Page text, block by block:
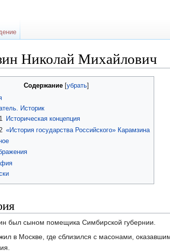
Николай Михайлович
Содержание
Историк
Историческая концепция
«История государства Российского» Карамзина
был сыном помещика Симбирской губернии.
в Москве, где сблизился с масонами,